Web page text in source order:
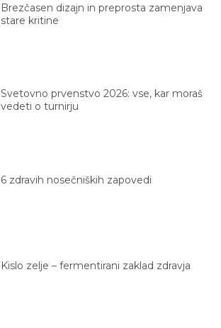
Brezčasen dizajn in preprosta zamenjava
stare kritine
Svetovno prvenstvo 2026: vse, kar moraš
vedeti o turnirju
6 zdravih nosečniških zapovedi
Kislo zelje – fermentirani zaklad zdravja